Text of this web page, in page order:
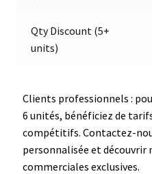
Qty Discount (5+
units)
Clients professionnels :
6 unités, bénéficiez de
compétitifs. Contactez-
personnalisée et découvrir
commerciales exclusives.